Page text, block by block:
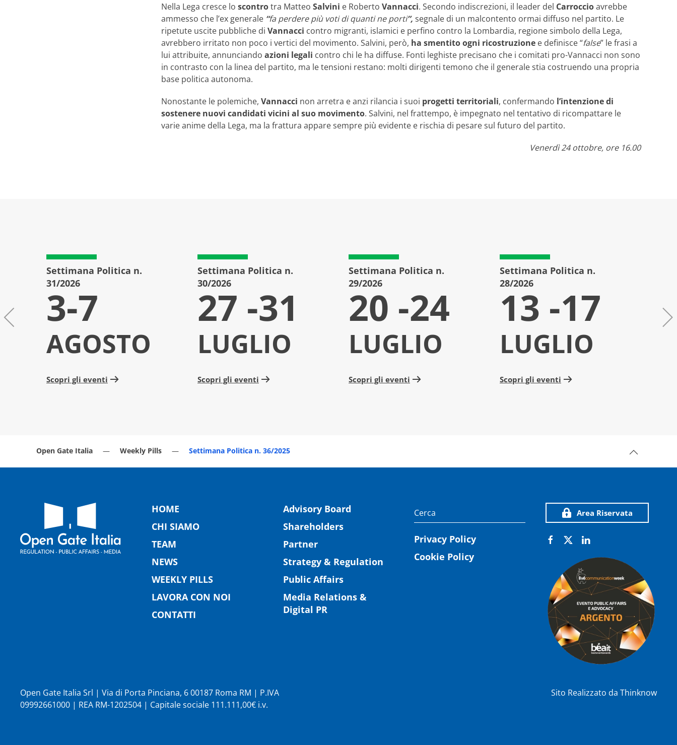
Nella Lega cresce lo scontrotra Matteo Salvini e Roberto Vannacci. Secondo indiscrezioni, il leader del Carroccioavrebbe
ammesso che l’ex generale “fa perdere più voti di quanti ne porti”, segnale di un malcontento ormai diffuso nel partito. Le
ripetute uscite pubbliche di Vannacci contro migranti, islamici e perfino contro la Lombardia, regione simbolo della Lega,
avrebbero irritato non poco i vertici del movimento. Salvini, però, ha smentito ogni ricostruzione e definisce “false” le frasi a
lui attribuite, annunciando azioni legali contro chi le ha diffuse. Fonti leghiste precisano che i comitati pro-Vannacci non sono
in contrasto con la linea del partito, ma le tensioni restano: molti dirigenti temono che il generale stia costruendo una propria
base politica autonoma.
Nonostante le polemiche, Vannacci non arretra e anzi rilancia i suoi progetti territoriali, confermando l’intenzione di
sostenere nuovi candidati vicini al suo movimento. Salvini, nel frattempo, è impegnato nel tentativo di ricompattare le
varie anime della Lega, ma la frattura appare sempre più evidente e rischia di pesare sul futuro del partito.
Venerdì 24 ottobre, ore 16.00
Settimana Politica n.
31/2026
3-7
AGOSTO
Scopri gli eventi
Settimana Politica n.
30/2026
27 -31
LUGLIO
Scopri gli eventi
Settimana Politica n.
29/2026
20 -24
LUGLIO
Scopri gli eventi
Settimana Politica n.
28/2026
13 -17
LUGLIO
Scopri gli eventi
Open Gate Italia Weekly Pills Settimana Politica n. 36/2025
HOME
CHI SIAMO
TEAM
NEWS
WEEKLY PILLS
LAVORA CON NOI
CONTATTI
Advisory Board
Shareholders
Partner
Strategy & Regulation
Public Affairs
Media Relations &
Digital PR
Privacy Policy
Cookie Policy
Area Riservata
Open Gate Italia Srl | Via di Porta Pinciana, 6 00187 Roma RM | P.IVA
09992661000 | REA RM-1202504 | Capitale sociale 111.111,00€ i.v.
Sito Realizzato da Thinknow